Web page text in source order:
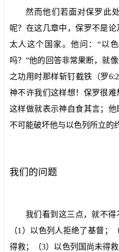
然而他们若面对保罗此
呢？在这几章中，保罗不是
太人这个国家。他问：“以
吗？”他的回答非常果断，就
之功用时那样斩钉截铁（罗6:2
神不许我们这样想！保罗很
这样做就表示神自食其言；
不可能破坏他与以色列所立的
我们的问题
我们看到这三点，就不得
（1 ）以色列人拒绝了基督；
得救；（3）以色列国尚未得